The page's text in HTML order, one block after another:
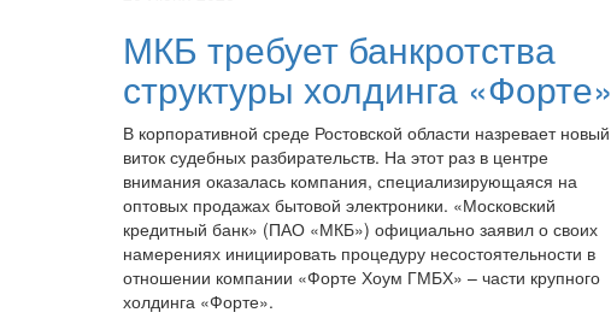
МКБ требует банкротства
структуры холдинга «Форте»
В корпоративной среде Ростовской области назревает новый
виток судебных разбирательств. На этот раз в центре
внимания оказалась компания, специализирующаяся на
оптовых продажах бытовой электроники. «Московский
кредитный банк» (ПАО «МКБ») официально заявил о своих
намерениях инициировать процедуру несостоятельности в
отношении компании «Форте Хоум ГМБХ» – части крупного
холдинга «Форте».